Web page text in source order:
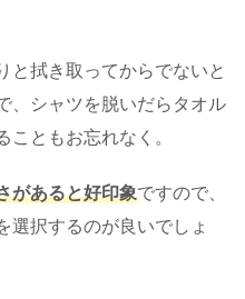
と拭き取ってからでないと
、シャツを脱いだらタオル
ともお忘れなく。
があると好印象ですので、
選択するのが良いでしょ